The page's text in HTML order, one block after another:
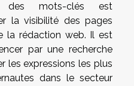
des mots-clés est
la visibilité des pages
la rédaction web. Il est
par une recherche
les expressions les plus
dans le secteur